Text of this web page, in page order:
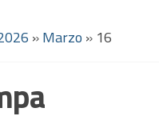
»Marzo » 16